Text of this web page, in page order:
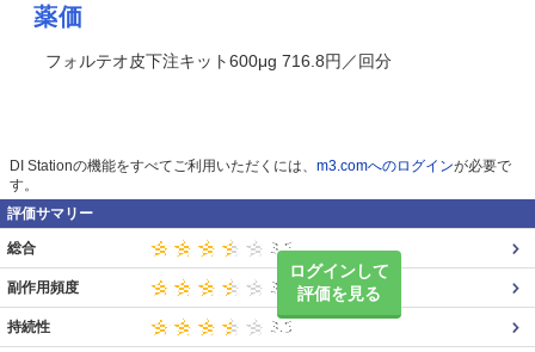
薬価
フォルテオ皮下注キット600μg 716.8円／回分
DI Stationの機能をすべてご利用いただくには、 m3.comへのログインが必要で
す。
評価サマリー
ログインして
評価を見る
総合
副作用頻度
持続性